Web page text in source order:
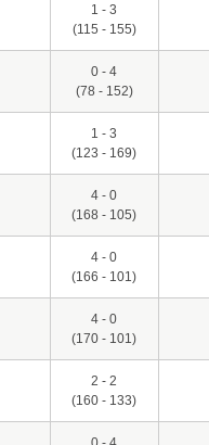
1 - 3
(115 - 155)
0 - 4
(78 - 152)
1 - 3
(123 - 169)
4 - 0
(168 - 105)
4 - 0
(166 - 101)
4 - 0
(170 - 101)
2 - 2
(160 - 133)